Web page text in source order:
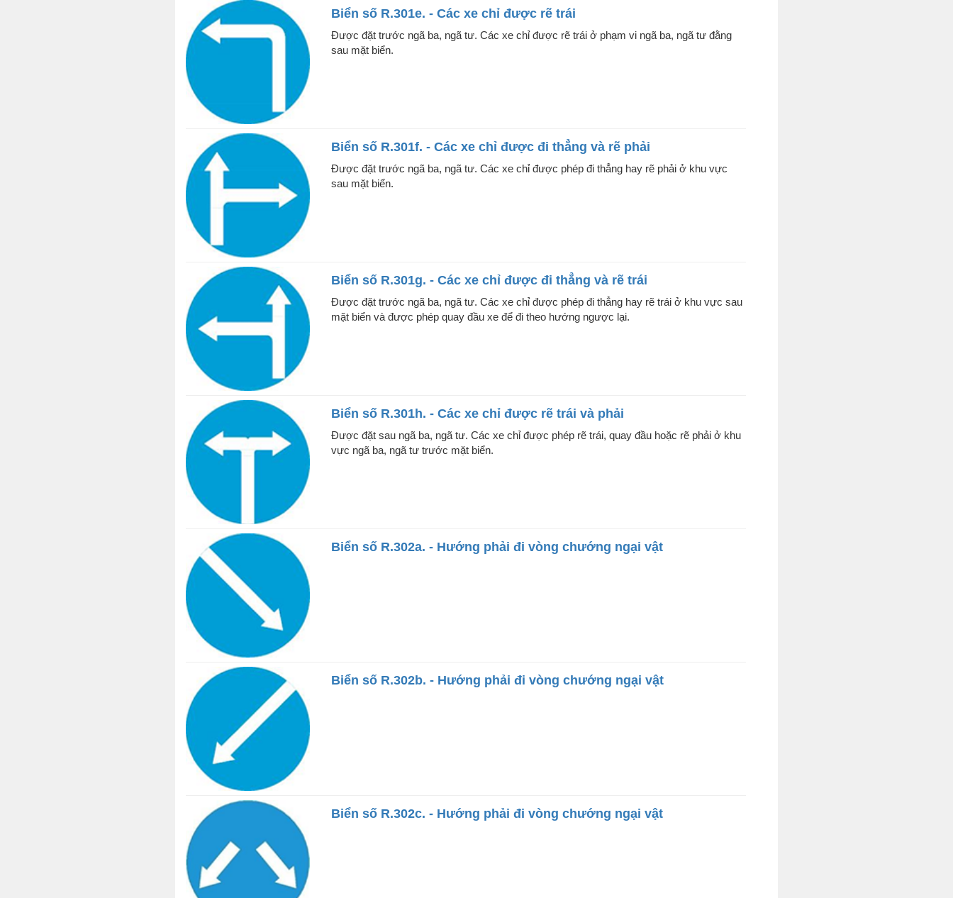
Biển số R.301e. - Các xe chỉ được rẽ trái
Được đặt trước ngã ba, ngã tư. Các xe chỉ được rẽ trái ở phạm vi ngã ba, ngã tư đằng
sau mặt biển.
Biển số R.301f. - Các xe chỉ được đi thẳng và rẽ phải
Được đặt trước ngã ba, ngã tư. Các xe chỉ được phép đi thẳng hay rẽ phải ở khu vực
sau mặt biển.
Biển số R.301g. - Các xe chỉ được đi thẳng và rẽ trái
Được đặt trước ngã ba, ngã tư. Các xe chỉ được phép đi thẳng hay rẽ trái ở khu vực sau
mặt biển và được phép quay đầu xe để đi theo hướng ngược lại.
Biển số R.301h. - Các xe chỉ được rẽ trái và phải
Được đặt sau ngã ba, ngã tư. Các xe chỉ được phép rẽ trái, quay đầu hoặc rẽ phải ở khu
vực ngã ba, ngã tư trước mặt biển.
Biển số R.302a. - Hướng phải đi vòng chướng ngại vật
Biển số R.302b. - Hướng phải đi vòng chướng ngại vật
Biển số R.302c. - Hướng phải đi vòng chướng ngại vật